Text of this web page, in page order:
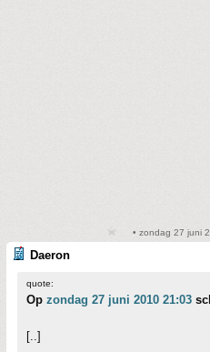
• zondag 27 juni
Daeron
quote:
Op zondag 27 juni 2010 21:03
[..]